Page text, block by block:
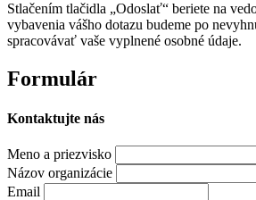
Stlačením tlačidla „Odoslať“ beriete na
vybavenia vášho dotazu budeme po
spracovávať vaše vyplnené osobné údaje.
Formulár
Kontaktujte nás
Meno a priezvisko
Názov organizácie
Email